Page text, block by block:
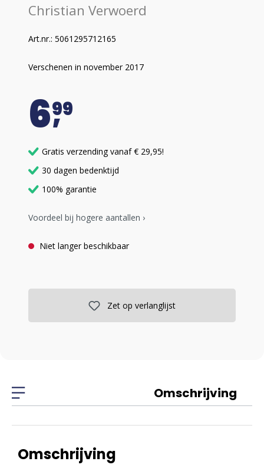
Christian Verwoerd
Art.nr.: 5061295712165
Verschenen in november 2017
699
Gratis verzending vanaf € 29,95!
30 dagen bedenktijd
100% garantie
Voordeel bij hogere aantallen ›
Niet langer beschikbaar
Zet op verlanglijst
Omschrijving
Omschrijving